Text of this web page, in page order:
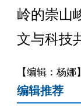
岭的崇山
文与科技
【编辑：杨娜】
编辑推荐